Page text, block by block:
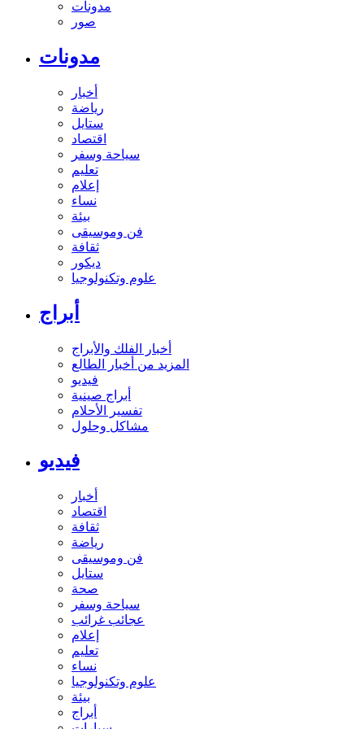
مدونات
صور
مدونات
أخبار
رياضة
ستايل
اقتصاد
سياحة وسفر
تعليم
إعلام
نساء
بيئة
فن وموسيقى
ثقافة
ديكور
علوم وتكنولوجيا
أبراج
أخبار الفلك والأبراج
المزيد من أخبار الطالع
فيديو
أبراج صينية
تفسير الأحلام
مشاكل وحلول
فيديو
أخبار
اقتصاد
ثقافة
رياضة
فن وموسيقى
ستايل
صحة
سياحة وسفر
عجائب غرائب
إعلام
تعليم
نساء
علوم وتكنولوجيا
بيئة
أبراج